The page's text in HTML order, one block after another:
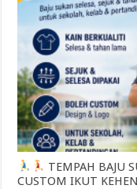
TEMPAH BAJU
CUSTOM IKUT